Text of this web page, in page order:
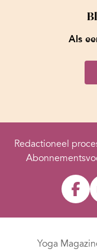
Als
Redactioneel
Yoga